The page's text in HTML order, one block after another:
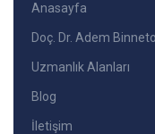
Anasayfa
Doç. Dr. Adem
Uzmanlık Alanları
Blog
İletişim